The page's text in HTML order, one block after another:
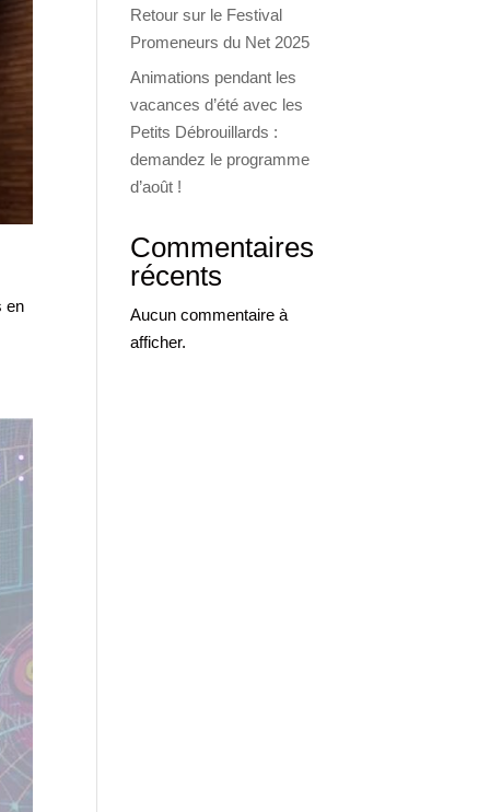
en
Retour sur le Festival
Promeneurs du Net 2025
Animations pendant les
vacances d’été avec les
Petits Débrouillards :
demandez le programme
d’août !
Commentaires
récents
Aucun commentaire à
afficher.